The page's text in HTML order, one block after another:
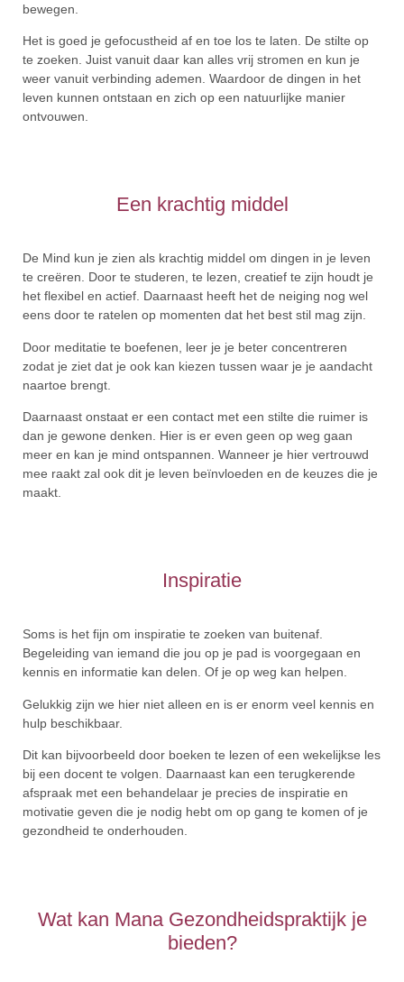
bewegen.
Het is goed je gefocustheid af en toe los te laten. De stilte op
te zoeken. Juist vanuit daar kan alles vrij stromen en kun je
weer vanuit verbinding ademen. Waardoor de dingen in het
leven kunnen ontstaan en zich op een natuurlijke manier
ontvouwen.
Een krachtig middel
De Mind kun je zien als krachtig middel om dingen in je leven
te creëren. Door te studeren, te lezen, creatief te zijn houdt je
het flexibel en actief. Daarnaast heeft het de neiging nog wel
eens door te ratelen op momenten dat het best stil mag zijn.
Door meditatie te boefenen, leer je je beter concentreren
zodat je ziet dat je ook kan kiezen tussen waar je je aandacht
naartoe brengt.
Daarnaast onstaat er een contact met een stilte die ruimer is
dan je gewone denken. Hier is er even geen op weg gaan
meer en kan je mind ontspannen. Wanneer je hier vertrouwd
mee raakt zal ook dit je leven beïnvloeden en de keuzes die je
maakt.
Inspiratie
Soms is het fijn om inspiratie te zoeken van buitenaf.
Begeleiding van iemand die jou op je pad is voorgegaan en
kennis en informatie kan delen. Of je op weg kan helpen.
Gelukkig zijn we hier niet alleen en is er enorm veel kennis en
hulp beschikbaar.
Dit kan bijvoorbeeld door boeken te lezen of een wekelijkse les
bij een docent te volgen. Daarnaast kan een terugkerende
afspraak met een behandelaar je precies de inspiratie en
motivatie geven die je nodig hebt om op gang te komen of je
gezondheid te onderhouden.
Wat kan Mana Gezondheidspraktijk je
bieden?